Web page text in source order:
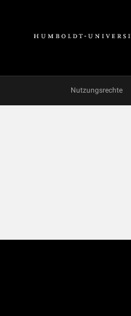
Nutzungsrechte